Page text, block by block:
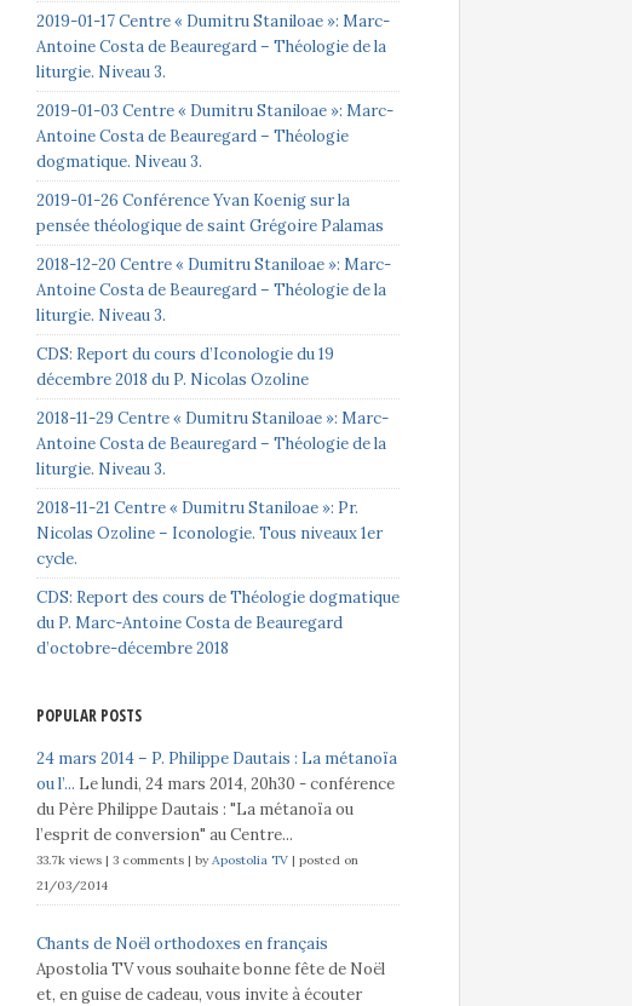
2019-01-17 Centre « Dumitru Staniloae »: Marc-
Antoine Costa de Beauregard – Théologie de la
liturgie. Niveau 3.
2019-01-03 Centre « Dumitru Staniloae »: Marc-
Antoine Costa de Beauregard – Théologie
dogmatique. Niveau 3.
2019-01-26 Conférence Yvan Koenig sur la
pensée théologique de saint Grégoire Palamas
2018-12-20 Centre « Dumitru Staniloae »: Marc-
Antoine Costa de Beauregard – Théologie de la
liturgie. Niveau 3.
CDS: Report du cours d’Iconologie du 19
décembre 2018 du P. Nicolas Ozoline
2018-11-29 Centre « Dumitru Staniloae »: Marc-
Antoine Costa de Beauregard – Théologie de la
liturgie. Niveau 3.
2018-11-21 Centre « Dumitru Staniloae »: Pr.
Nicolas Ozoline – Iconologie. Tous niveaux 1er
cycle.
CDS: Report des cours de Théologie dogmatique
du P. Marc-Antoine Costa de Beauregard
d’octobre-décembre 2018
POPULAR POSTS
24 mars 2014 – P. Philippe Dautais : La métanoïa
ou l’... Le lundi, 24 mars 2014, 20h30 - conférence
du Père Philippe Dautais : "La métanoïa ou
l’esprit de conversion" au Centre...
33.7k views | 3 comments | byApostolia TV | posted on
21/03/2014
Chants de Noël orthodoxes en français
Apostolia TV vous souhaite bonne fête de Noël
et, en guise de cadeau, vous invite à écouter